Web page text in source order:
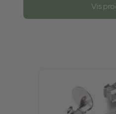
Vis